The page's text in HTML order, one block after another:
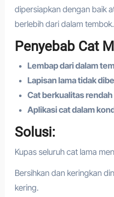
dipersiapkan dengan baik
berlebih dari dalam tembok.
Penyebab Cat
Lembap dari dalam
Lapisan lama tidak
Cat berkualitas rendah
Aplikasi cat dalam
Solusi:
Kupas seluruh cat lama
Bersihkan dan keringkan
kering.